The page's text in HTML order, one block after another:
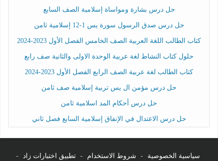
حل درس بشارة ومواساة إسلامية الصف السابع
حل درس صدق الرسول سورة يس 1-12 إسلامية ثامن
كتاب الطالب اللغة العربية الصف الخامس الفصل الأول 2023-2024
حلول كتاب النشاط لغة عربية الوحدة الاولى والثانية صف رابع
كتاب الطالب لغة عربية الصف الرابع الفصل الأول 2023-2024
حل درس مؤمن ال يس تربية إسلامية صف ثامن
حل درس أحكام المد اسلامية ثامن
حل درس الاعتدال في الإنفاق إسلامية السابع فصل ثاني
سياسية الخصوصية - شروط الاستخدام - تطبيق اختبارات زاد -